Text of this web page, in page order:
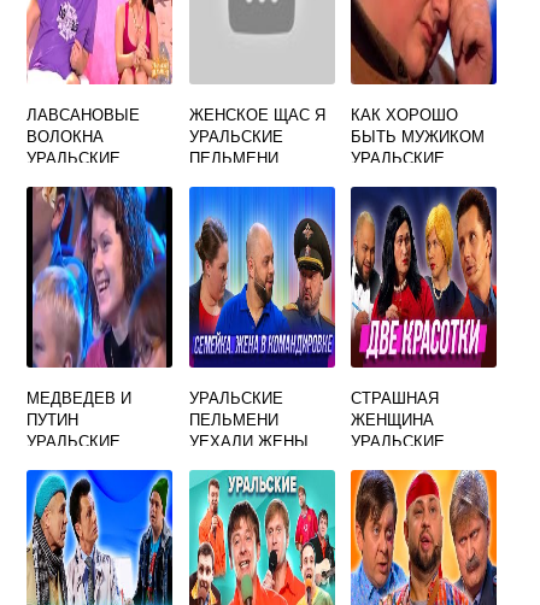
ЛАВСАНОВЫЕ
ВОЛОКНА
УРАЛЬСКИЕ
ЖЕНСКОЕ ЩАС Я
УРАЛЬСКИЕ
ПЕЛЬМЕНИ
КАК ХОРОШО
БЫТЬ МУЖИКОМ
УРАЛЬСКИЕ
МЕДВЕДЕВ И
ПУТИН
УРАЛЬСКИЕ
УРАЛЬСКИЕ
ПЕЛЬМЕНИ
УЕХАЛИ ЖЕНЫ
СТРАШНАЯ
ЖЕНЩИНА
УРАЛЬСКИЕ